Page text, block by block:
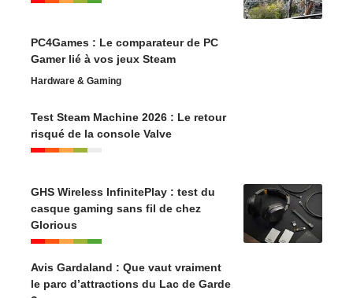
PC4Games : Le comparateur de PC
Gamer lié à vos jeux Steam
Hardware & Gaming
Test Steam Machine 2026 : Le retour
risqué de la console Valve
GHS Wireless InfinitePlay : test du
casque gaming sans fil de chez
Glorious
Avis Gardaland : Que vaut vraiment
le parc d’attractions du Lac de Garde